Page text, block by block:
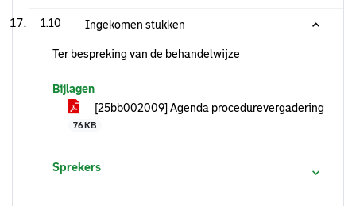
1.10 Ingekomen stukken
Ter bespreking van de behandelwijze
Bijlagen
[25bb002009] Agenda procedurevergadering
76 KB
Sprekers